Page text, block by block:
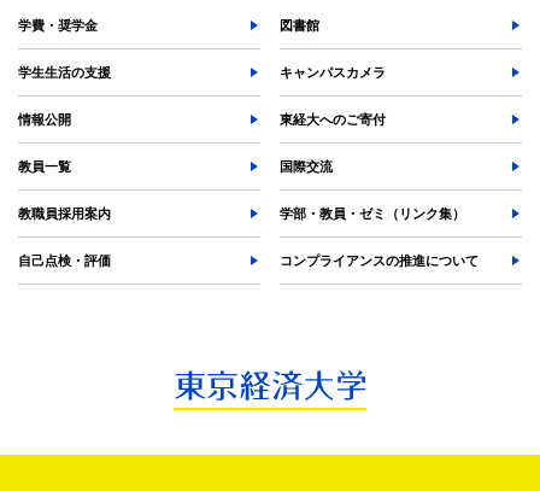
学費・奨学金 図書館
学生生活の支援 キャンパスカメラ
情報公開 東経大へのご寄付
教員一覧 国際交流
教職員採用案内 学部・教員・ゼミ（リンク集）
自己点検・評価 コンプライアンスの推進について